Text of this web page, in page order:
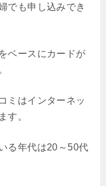
でも申し込みでき
ベースにカードが
ミはインターネッ
す。
る年代は20～50代